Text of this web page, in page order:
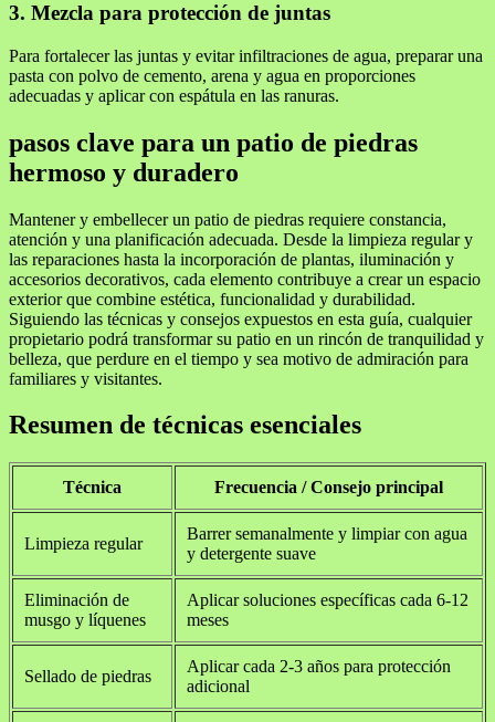
3. Mezcla para protección de juntas
Para fortalecer las juntas y evitar infiltraciones de agua, preparar una
pasta con polvo de cemento, arena y agua en proporciones
adecuadas y aplicar con espátula en las ranuras.
pasos clave para un patio de piedras
hermoso y duradero
Mantener y embellecer un patio de piedras requiere constancia,
atención y una planificación adecuada. Desde la limpieza regular y
las reparaciones hasta la incorporación de plantas, iluminación y
accesorios decorativos, cada elemento contribuye a crear un espacio
exterior que combine estética, funcionalidad y durabilidad.
Siguiendo las técnicas y consejos expuestos en esta guía, cualquier
propietario podrá transformar su patio en un rincón de tranquilidad y
belleza, que perdure en el tiempo y sea motivo de admiración para
familiares y visitantes.
Resumen de técnicas esenciales
Técnica Frecuencia / Consejo principal
Limpieza regular
Barrer semanalmente y limpiar con agua
y detergente suave
Eliminación de
musgo y líquenes
Aplicar soluciones específicas cada 6-12
meses
Sellado de piedras
Aplicar cada 2-3 años para protección
adicional